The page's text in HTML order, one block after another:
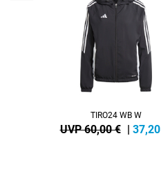
TIRO24 WB W
UVP 60,00 € | 37,20